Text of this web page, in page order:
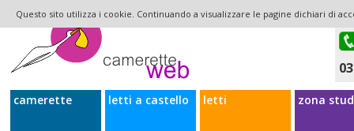
camerette letti a castello letti zona
Questo sito utilizza i cookie. Continuando a visualizzare le pagine dichiari di